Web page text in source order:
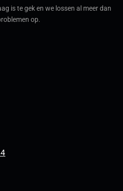
is te gek en we lossen al meer dan
op.